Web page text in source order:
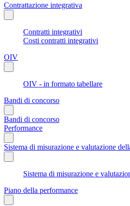
Contrattazione integrativa
Contratti integrativi
Costi contratti integrativi
OIV
OIV - in formato tabellare
Bandi di concorso
Bandi di concorso
Performance
Sistema di misurazione e valutazione
Sistema di misurazione e
Piano della performance